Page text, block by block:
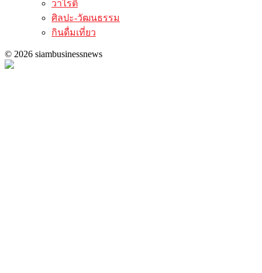
วาไรตี้
ศิลปะ-วัฒนธรรม
กินดื่มเที่ยว
© 2026 siambusinessnews